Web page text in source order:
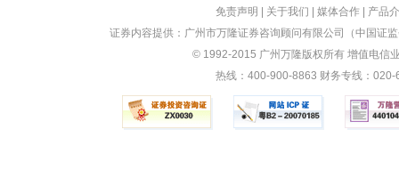
免责声明 关于我们 媒体合作
产品
证券内容提供：广州市万隆证券咨询顾问有限公司（中国证
© 1992-2015 广州万隆版权所有 增值电信
热线：400-900-8863 财务专线：